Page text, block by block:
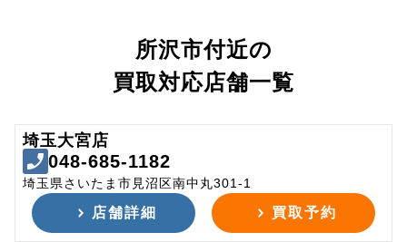
所沢市付近の
買取対応店舗一覧
埼玉大宮店
048-685-1182
埼玉県さいたま市見沼区南中丸301-1
店舗詳細 買取予約